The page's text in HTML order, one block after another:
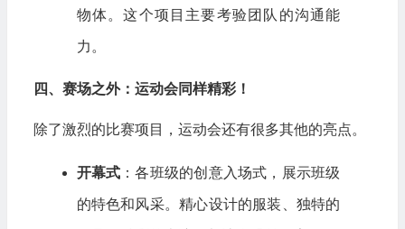
物体。这个项目主要考验团队的沟通能
力。
四、赛场之外：运动会同样精彩！
除了激烈的比赛项目，运动会还有很多其他的亮点。
开幕式 ：各班级的创意入场式，展示班级
的特色和风采。精心设计的服装、独特的